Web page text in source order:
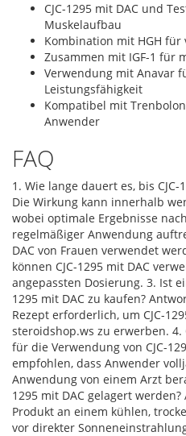
CJC-1295 mit DAC und
Muskelaufbau
Kombination mit HGH
Zusammen mit IGF-1 für
Verwendung mit Anavar
Leistungsfähigkeit
Kompatibel mit
Anwender
FAQ
1. Wie lange dauert es, bis
Die Wirkung kann innerhalb
wobei optimale Ergebnisse
regelmäßiger Anwendung
DAC von Frauen verwendet
können CJC-1295 mit DAC
angepassten Dosierung. 3. Ist
1295 mit DAC zu kaufen?
Rezept erforderlich, um CJC-
steroidshop.ws zu erwerben.
für die Verwendung von CJC-
empfohlen, dass Anwender
Anwendung von einem Arzt
1295 mit DAC gelagert
Produkt an einem kühlen,
vor direkter